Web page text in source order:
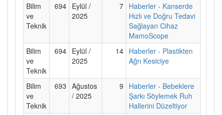
Bilim
ve
Teknik
694 Eylül /
2025
7 Haberler - Kanserde
Hızlı ve Doğru Tedavi
Sağlayan Cihaz
MamoScope
Bilim
ve
Teknik
694 Eylül /
2025
14 Haberler - Plastikten
Ağrı Kesiciye
Bilim
ve
Teknik
693 Ağustos
/ 2025
9
Haberler - Bebeklere
Şarkı Söylemek Ruh
Hallerini Düzeltiyor